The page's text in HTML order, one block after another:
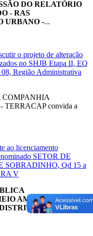
DO RELATÓRIO
- RAS
URBANO -...
o projeto de alteração
no SHJB Etapa II, EQ
Região Administrativa
COMPANHIA
convida a
ao licenciamento
SETOR DE
SOBRADINHO, Qd 15 a
RA V
AMBIENTE E DOS
...